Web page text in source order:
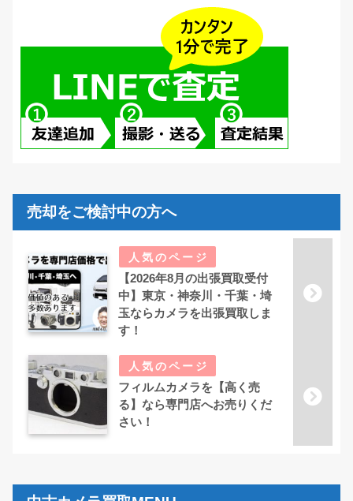
売却をご検討中の方へ
【2026年8月の出張買取受付
中】東京・神奈川・千葉・埼
玉ならカメラを出張買取しま
す！
フィルムカメラを【高く売
る】なら専門店へお売りくだ
さい！